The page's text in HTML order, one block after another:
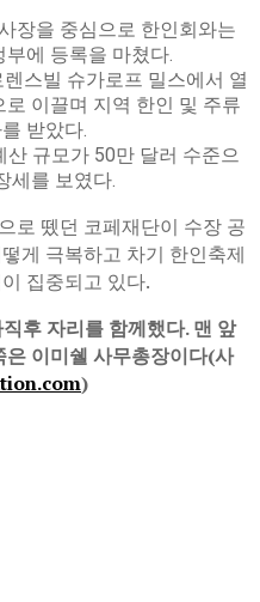
장을 중심으로 한인회와는
에 등록을 마쳤다.
스빌 슈가로프 밀스에서 열
이끌며 지역 한인 및 주류
받았다.
산 규모가 50만 달러 수준으
세를 보였다.
로 뗐던 코페재단이 수장 공
게 극복하고 차기 한인축제
집중되고 있다.
후 자리를 함께했다. 맨 앞
이미쉘 사무총장이다(사
)